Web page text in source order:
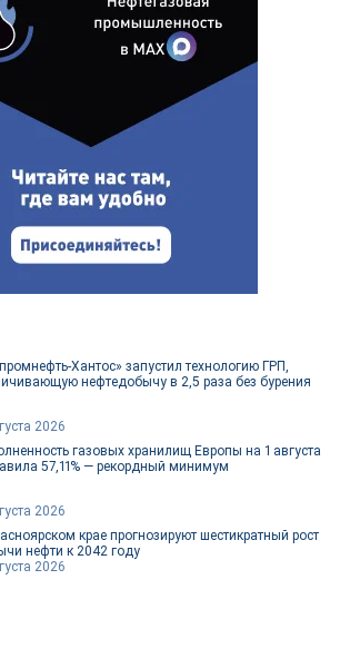
Хантос» запустил технологию ГРП,
нефтедобычу в 2,5 раза без бурения
2026
газовых хранилищ Европы на 1 августа
57,11% — рекордный минимум
2026
крае прогнозируют шестикратный рост
нефти к 2042 году
2026